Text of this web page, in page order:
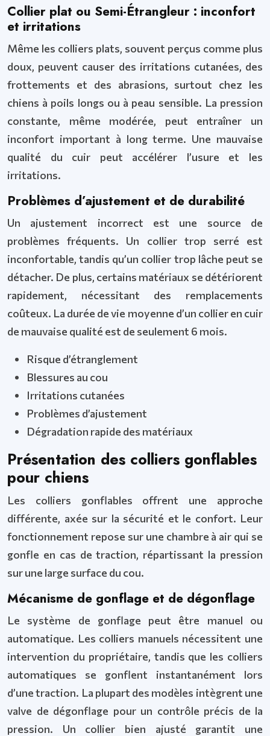
Collier plat ou Semi-Étrangleur : inconfort
et irritations
Même les colliers plats, souvent perçus comme plus
doux, peuvent causer des irritations cutanées, des
frottements et des abrasions, surtout chez les
chiens à poils longs ou à peau sensible. La pression
constante, même modérée, peut entraîner un
inconfort important à long terme. Une mauvaise
qualité du cuir peut accélérer l’usure et les
irritations.
Problèmes d’ajustement et de durabilité
Un ajustement incorrect est une source de
problèmes fréquents. Un collier trop serré est
inconfortable, tandis qu’un collier trop lâche peut se
détacher. De plus, certains matériaux se détériorent
rapidement, nécessitant des remplacements
coûteux. La durée de vie moyenne d’un collier en cuir
de mauvaise qualité est de seulement 6 mois.
Risque d’étranglement
Blessures au cou
Irritations cutanées
Problèmes d’ajustement
Dégradation rapide des matériaux
Présentation des colliers gonflables
pour chiens
Les colliers gonflables offrent une approche
différente, axée sur la sécurité et le confort. Leur
fonctionnement repose sur une chambre à air qui se
gonfle en cas de traction, répartissant la pression
sur une large surface du cou.
Mécanisme de gonflage et de dégonflage
Le système de gonflage peut être manuel ou
automatique. Les colliers manuels nécessitent une
intervention du propriétaire, tandis que les colliers
automatiques se gonflent instantanément lors
d’une traction. La plupart des modèles intègrent une
valve de dégonflage pour un contrôle précis de la
pression. Un collier bien ajusté garantit une